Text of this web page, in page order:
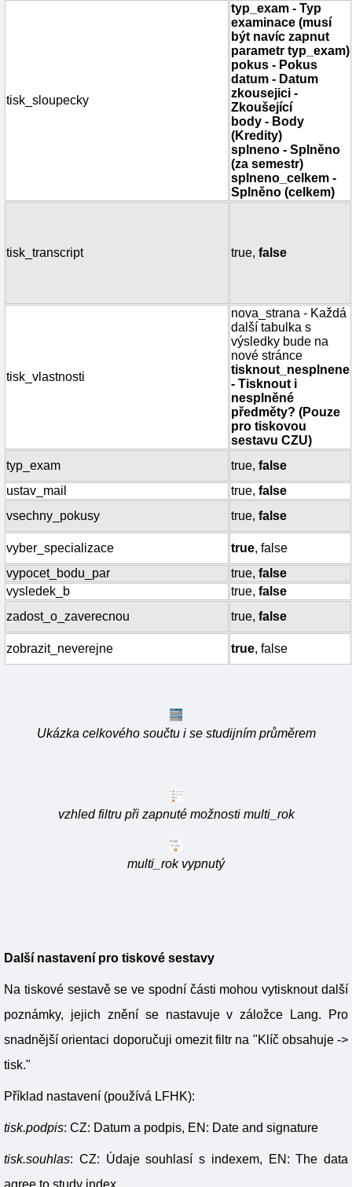
tisk_sloupecky
typ_exam - Typ
examinace (musí
být navíc zapnut
parametr typ_exam)
pokus - Pokus
datum - Datum
zkousejici -
Zkoušející
body - Body
(Kredity)
splneno - Splněno
(za semestr)
splneno_celkem -
Splněno (celkem)
tisk_transcript true, false
tisk_vlastnosti
nova_strana - Každá
další tabulka s
výsledky bude na
nové stránce
tisknout_nesplnene
- Tisknout i
nesplněné
předměty? (Pouze
pro tiskovou
sestavu CZU)
typ_exam
true, false
ustav_mail
true, false
vsechny_pokusy
true, false
vyber_specializace true, false
vypocet_bodu_par
true, false
vysledek_b
true, false
zadost_o_zaverecnou
true, false
zobrazit_neverejne true, false
Ukázka celkového součtu i se studijním průměrem
vzhled filtru při zapnuté možnosti multi_rok
multi_rok vypnutý
Další nastavení pro tiskové sestavy
Na tiskové sestavě se ve spodní části mohou vytisknout další
poznámky, jejich znění se nastavuje v záložce Lang. Pro
snadnější orientaci doporučuji omezit filtr na "Klíč obsahuje ->
tisk."
Příklad nastavení (používá LFHK):
tisk.podpis: CZ: Datum a podpis, EN: Date and signature
tisk.souhlas: CZ: Údaje souhlasí s indexem, EN: The data
agree to study index